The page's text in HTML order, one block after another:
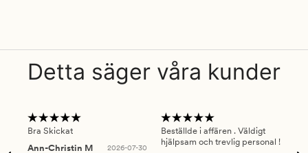
Detta säger våra kunder
Bra Skickat
Ann-Christin M
2026-07-30
Beställde i affären . Väldigt
hjälpsam och trevlig personal !